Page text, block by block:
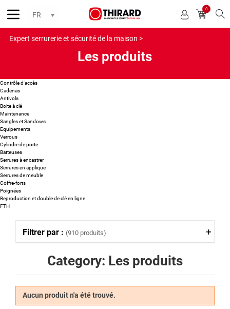
0
Expert serrurerie et sécurité de la maison >
Les produits
Contrôle d'accès
Cadenas
Antivols
Boite à clé
Maintenance
Sangles et Sandows
Equipements
Verrous
Cylindre de porte
Batteuses
Serrures à encastrer
Serrures en applique
Serrures de meuble
Coffre-forts
Poignées
Reproduction et double de clé en ligne
FTH
Category: Les produits
Aucun produit n'a été trouvé.
Filtrer par : (910 produits)